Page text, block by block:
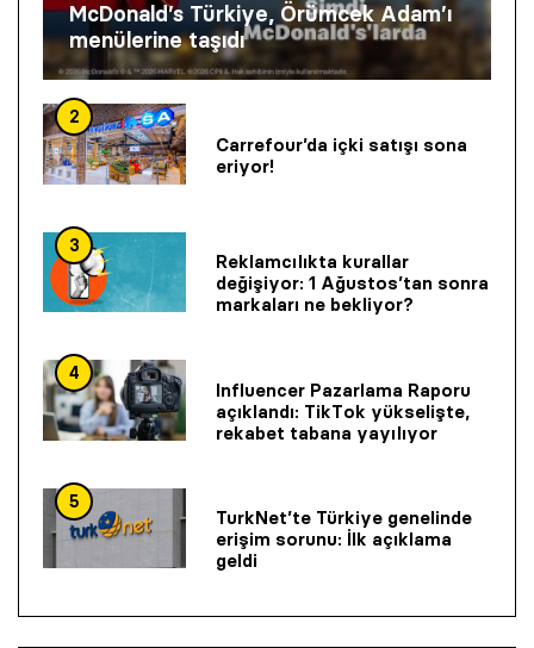
McDonald’s Türkiye, Örümcek Adam’ı
menülerine taşıdı
2
Carrefour’da içki satışı sona
eriyor!
3
Reklamcılıkta kurallar
değişiyor: 1 Ağustos’tan sonra
markaları ne bekliyor?
4
Influencer Pazarlama Raporu
açıklandı: TikTok yükselişte,
rekabet tabana yayılıyor
5
TurkNet’te Türkiye genelinde
erişim sorunu: İlk açıklama
geldi